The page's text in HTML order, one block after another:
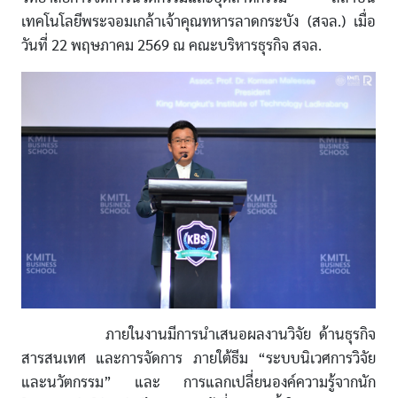
เทคโนโลยีพระจอมเกล้าเจ้าคุณทหารลาดกระบัง (สจล.) เมื่อ
วันที่ 22 พฤษภาคม 2569 ณ คณะบริหารธุรกิจ สจล.
ภายในงานมีการนำเสนอผลงานวิจัย ด้านธุรกิจ
สารสนเทศ และการจัดการ ภายใต้ธีม “ระบบนิเวศการวิจัย
และนวัตกรรม” และ การแลกเปลี่ยนองค์ความรู้จากนัก